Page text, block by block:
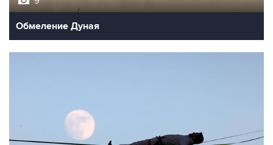
Обмеление Дуная